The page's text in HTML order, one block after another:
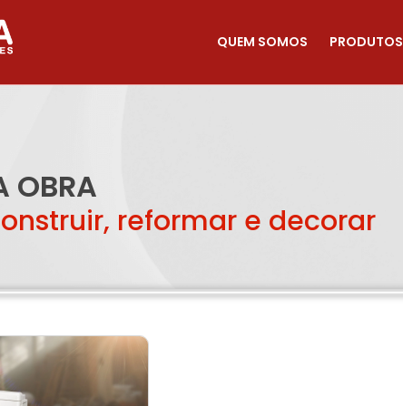
QUEM SOMOS PRODUTOS
OBRA
reformar e decorar